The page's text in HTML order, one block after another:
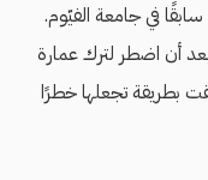
في جامعة الفيّوم.
هذه الشقّة منذ 13 عامًا، بعد أن اضطر لترك عمارة
بطريقة تجعلها خطرًا